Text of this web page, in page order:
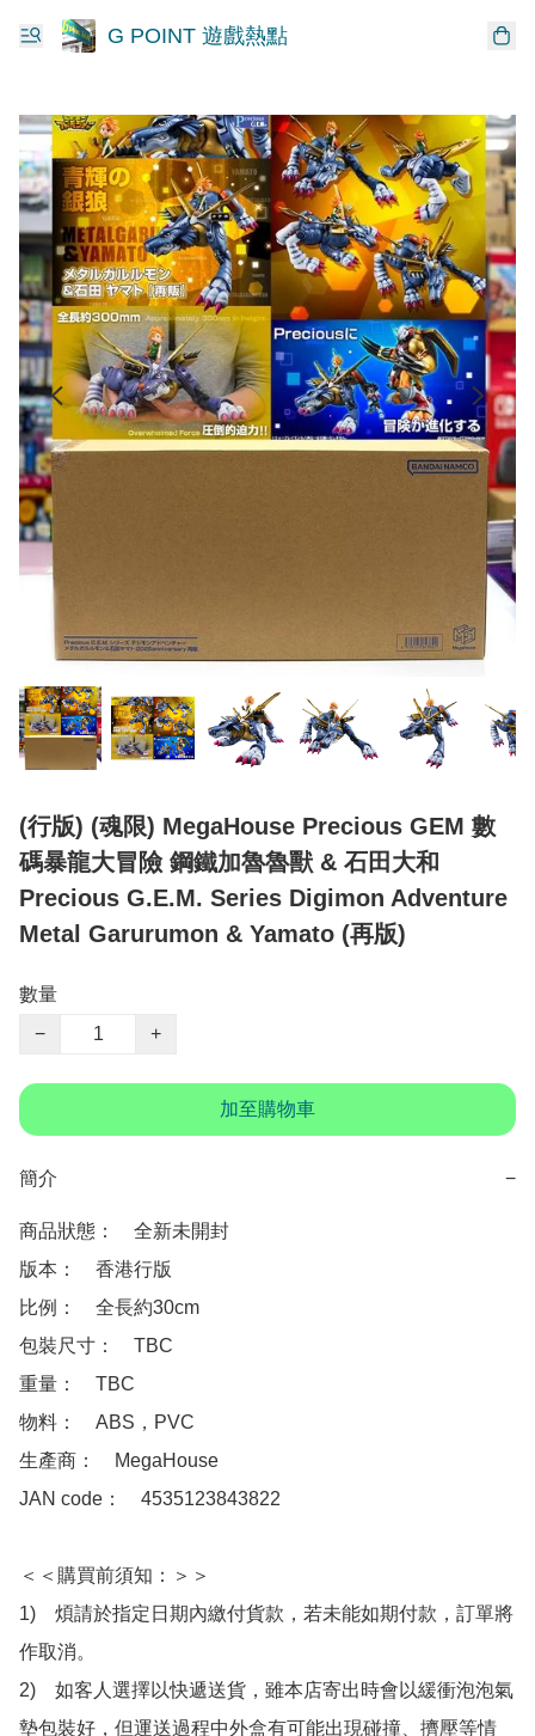
G POINT 遊戲熱點
(行版) (魂限) MegaHouse Precious GEM 數
碼暴龍大冒險 鋼鐵加魯魯獸 & 石田大和
Precious G.E.M. Series Digimon Adventure
Metal Garurumon & Yamato (再版)
數量
−
+
加至購物車
簡介 −
商品狀態：　全新未開封
版本：　香港行版
比例：　全長約30cm
包裝尺寸：　TBC
重量：　TBC
物料：　ABS，PVC
生產商：　MegaHouse
JAN code：　4535123843822
＜＜購買前須知：＞＞
1)　煩請於指定日期內繳付貨款，若未能如期付款，訂單將
作取消。
2)　如客人選擇以快遞送貨，雖本店寄出時會以緩衝泡泡氣
墊包裝好，但運送過程中外盒有可能出現碰撞、擠壓等情